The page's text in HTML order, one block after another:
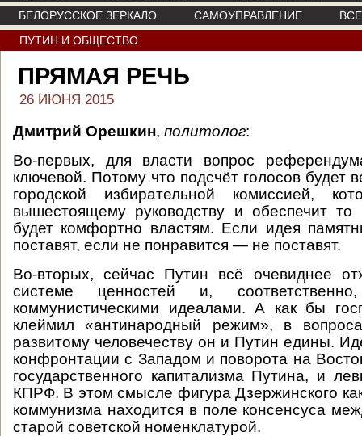
БЕЛОРУССКОЕ ЗЕРКАЛО
САМОУПРАВЛЕНИЕ
ПУТИН И ОБЩЕСТВО
ПРЯМАЯ РЕЧЬ
26 ИЮНЯ 2015
Дмитрий Орешкин, политолог:
Во-первых, для власти вопрос
ключевой. Потому что подсчёт голосов будет
городской избирательной комиссией,
вышестоящему руководству и обеспечит то
будет комфортно властям. Если идея
поставят, если не понравится — не поставят.
Во-вторых, сейчас Путин всё очевиднее
системе ценностей и,
коммунистическими идеалами. А как бы
клеймил «антинародный режим», в
развитому человечеству он и Путин едины.
конфронтации с Западом и поворота на
государственного капитализма Путина, и
КПРФ. В этом смысле фигура Дзержинского
коммунизма находится в поле консенсуса
старой советской номенклатурой.